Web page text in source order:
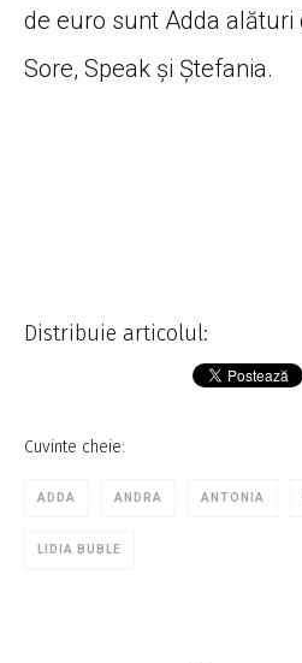
de euro sunt Adda alături
Sore, Speak și Ștefania.
Distribuie articolul:
Cuvinte cheie:
ADDA ANDRA ANTONIA
LIDIA BUBLE